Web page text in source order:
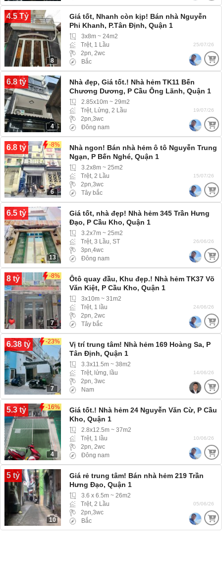
4.5 Tỷ
8
Giá tốt, Nhanh còn kịp! Bán nhà Nguyễn
Phi Khanh, P.Tân Định, Quận 1
3x8m ~ 24m2
Trệt, 1 Lầu
2pn, 2wc
Bắc
25/07/26
6.8 tỷ
4
Nhà đẹp, Giá tốt.! Nhà hẻm TK11 Bến
Chương Dương, P Cầu Ông Lãnh, Quận 1
2.85x10m ~ 29m2
Trệt, Lửng, 2 Lầu
2pn,3wc
Đông nam
19/07/26
6.8 tỷ -8%
6
Nhà ngon! Bán nhà hẻm ô tô Nguyễn Trung
Ngạn, P Bến Nghé, Quận 1
3.2x8m ~ 25m2
Trệt, 2 Lầu
2pn,3wc
Tây bắc
15/07/26
6.5 tỷ
13
Giá tốt, nhà đẹp! Nhà hẻm 345 Trần Hưng
Đạo, P Cầu Kho, Quận 1
3.2x7m ~ 25m2
Trệt, 3 Lầu, ST
3pn,4wc
Đông nam
26/06/26
8 tỷ -8%
7
Ôtô quay đầu, Khu đẹp.! Nhà hẻm TK37 Võ
Văn Kiệt, P Cầu Kho, Quận 1
3x10m ~ 31m2
Trệt, 1 lầu
2pn, 2wc
Tây bắc
24/06/26
6.38 tỷ -23%
7
Vị trí trung tâm! Nhà hẻm 169 Hoàng Sa, P
Tân Định, Quận 1
3.3x11.5m ~ 38m2
Trệt, lửng, lầu
2pn, 3wc
Nam
14/06/26
5.3 tỷ -16%
4
Giá tốt.! Nhà hẻm 24 Nguyễn Văn Cừ, P Cầu
Kho, Quận 1
2.8x12.5m ~ 37m2
Trệt, 1 lầu
2pn, 2wc
Đông nam
10/06/26
5 tỷ
10
Giá rẻ trung tâm! Bán nhà hẻm 219 Trần
Hưng Đạo, Quận 1
3.6 x 6.5m ~ 26m2
Trệt, 2 Lầu
2pn,3wc
Bắc
05/06/26